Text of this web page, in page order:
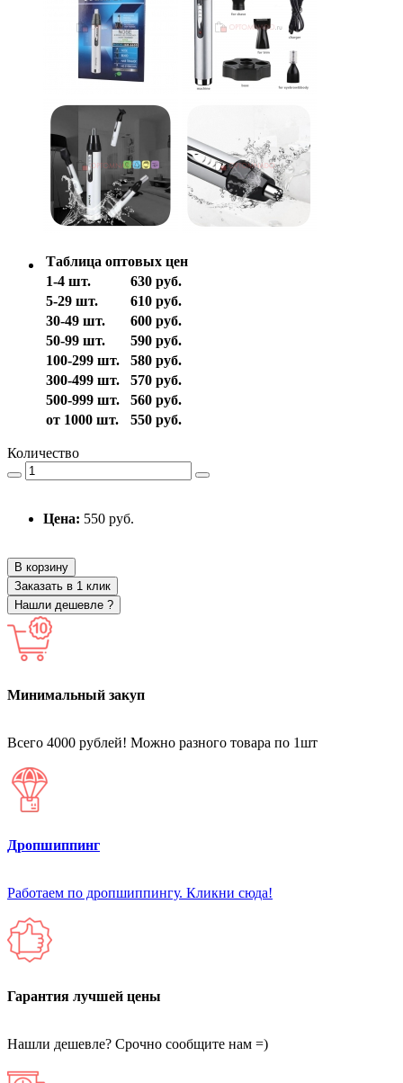
Таблица оптовых цен
1-4 шт.
630 руб.
5-29 шт.
610 руб.
30-49 шт.
600 руб.
50-99 шт.
590 руб.
100-299 шт.
580 руб.
300-499 шт.
570 руб.
500-999 шт.
560 руб.
от 1000 шт.
550 руб.
Количество
Цена: 550 руб.
В корзину
Заказать в 1 клик
Нашли дешевле ?
Минимальный закуп
Всего 4000 рублей! Можно разного товара по 1шт
Дропшиппинг
Работаем по дропшиппингу. Кликни сюда!
Гарантия лучшей цены
Нашли дешевле? Срочно сообщите нам =)